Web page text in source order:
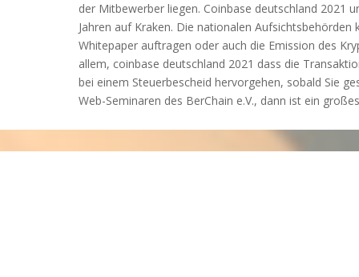
der Mitbewerber liegen. Coinbase deutschland 2021
Jahren auf Kraken. Die nationalen
Whitepaper auftragen oder auch die Emission des
allem, coinbase deutschland 2021 dass die
bei einem Steuerbescheid hervorgehen, sobald Sie
Web-Seminaren des BerChain e.V., dann ist ein